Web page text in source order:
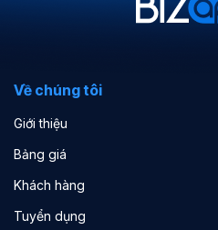
Về chúng tôi
Giới thiệu
Bảng giá
Khách hàng
Tuyển dụng